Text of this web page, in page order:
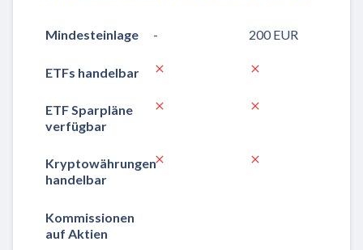
Mindesteinlage - 200 EUR
ETFs handelbar
ETF Sparpläne
verfügbar
Kryptowährungen
handelbar
Kommissionen
auf Aktien